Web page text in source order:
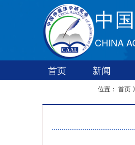
中
CHINA
首页 新闻
位置： 首页